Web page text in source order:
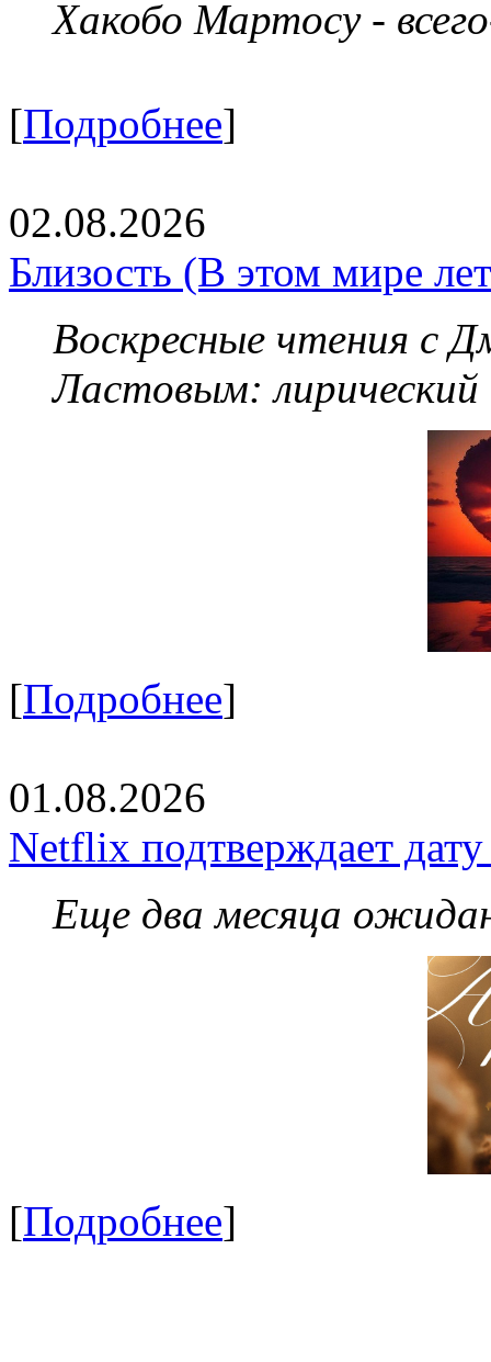
Хакобо Мартосу -
[Подробнее]
02.08.2026
Близость (В этом мире
Воскресные чтения с
Ластовым:
[Подробнее]
01.08.2026
Netflix подтверждает
Еще два месяца
[Подробнее]